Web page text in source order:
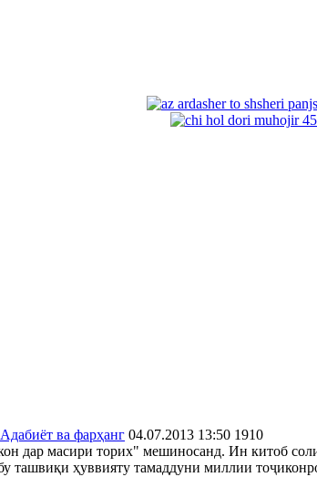
Адабиёт ва фарҳанг 04.07.2013 13:50 1910
дар масири торих" мешиносанд. Ин китоб
ташвиқи ҳуввияту тамаддуни миллии